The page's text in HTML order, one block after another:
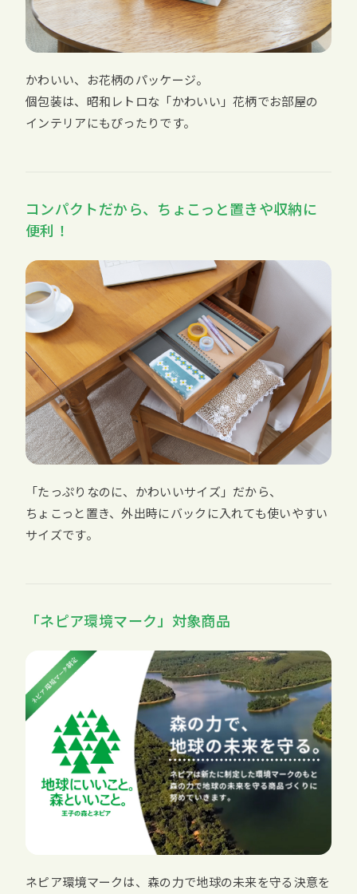
かわいい、お花柄のパッケージ。
個包装は、昭和レトロな「かわいい」花柄でお部屋の
インテリアにもぴったりです。
コンパクトだから、ちょこっと置きや収納に
便利！
「たっぷりなのに、かわいいサイズ」だから、
ちょこっと置き、外出時にバックに入れても使いやすい
サイズです。
「ネピア環境マーク」対象商品
ネピア環境マークは、森の力で地球の未来を守る決意を